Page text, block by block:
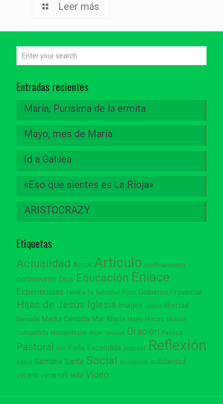
Leer más
Entradas recientes
María, Purísima de la ermita
Mayo, mes de María
Id a Galilea
«Eso que sientes es La Rioja»
ARISTOCRAZY
Etiquetas
Actualidad Amor Artículo confinamiento
coronavirus Dios Educación Enlace
Experiencias familia fe felicidad Foto Gobierno Provincial
Hijas de Jesús Iglesia Imagen Jesús libertad
llamada Madre Cándida Mar María Mayo Metoro Misión
Compartida Mozambique mujer navidad Oración Pascua
Pastoral Paz Perla Escondida podcast Reflexión
salud Semana Santa Social Sociedad solidaridad
verano veranoFI vida Vídeo